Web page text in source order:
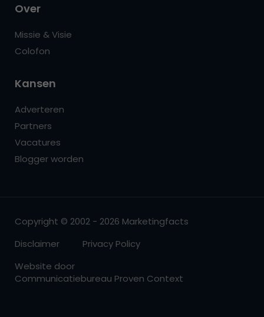
Over
Missie & Visie
Colofon
Kansen
Adverteren
Partners
Vacatures
Blogger worden
Copyright © 2002 - 2026 Marketingfacts
Disclaimer
Privacy Policy
Website door
Communicatiebureau Proven Context